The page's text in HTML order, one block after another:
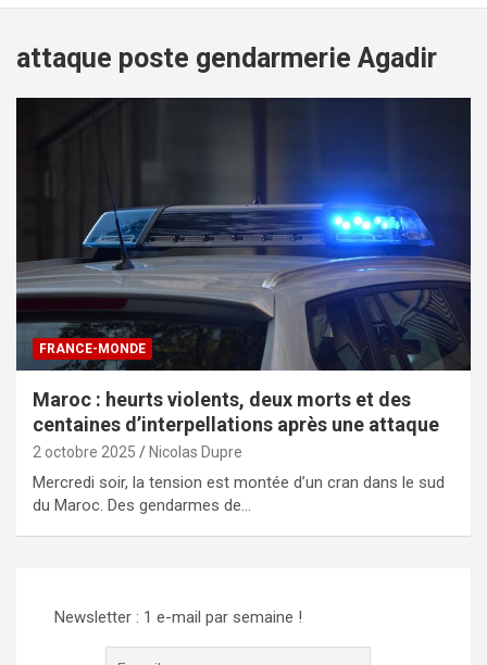
attaque poste gendarmerie Agadir
FRANCE-MONDE
Maroc : heurts violents, deux morts et des
centaines d’interpellations après une attaque
2 octobre 2025 Nicolas Dupre
Mercredi soir, la tension est montée d’un cran dans le sud
du Maroc. Des gendarmes de…
Newsletter : 1 e-mail par semaine !